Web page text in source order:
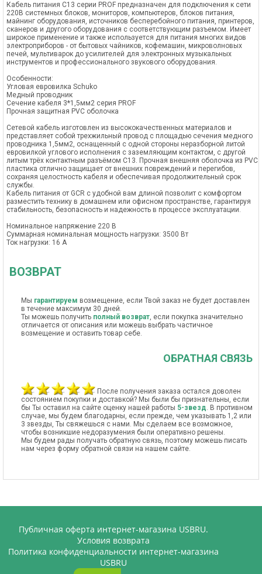
Кабель питания С13 серии PROF предназначен для подключения к сети
220В системных блоков, мониторов, компьютеров, блоков питания,
майнинг оборудования, источников бесперебойного питания, принтеров,
сканеров и другого оборудования с соответствующим разъемом. Имеет
широкое применение и также используется для питания многих видов
электроприборов - от бытовых чайников, кофемашин, микроволновых
печей, мультиварок до усилителей для электронных музыкальных
инструментов и профессионального звукового оборудования.
Особенности:
Угловая евровилка Schuko
Медный проводник
Сечение кабеля 3*1,5мм2 серия PROF
Прочная защитная PVC оболочка
Сетевой кабель изготовлен из высококачественных материалов и
представляет собой трехжильный провод с площадью сечения медного
проводника 1,5мм2, оснащенный с одной стороны неразборной литой
евровилкой углового исполнения с заземляющим контактом, с другой
литым трёх контактным разъёмом C13. Прочная внешняя оболочка из PVC
пластика отлично защищает от внешних повреждений и перегибов,
сохраняя целостность кабеля и обеспечивая продолжительный срок
службы.
Кабель питания от GCR с удобной вам длиной позволит с комфортом
разместить технику в домашнем или офисном пространстве, гарантируя
стабильность, безопасность и надежность в процессе эксплуатации.
Номинальное напряжение 220 В
Суммарная номинальная мощность нагрузки: 3500 Вт
Ток нагрузки: 16 А
ВОЗВРАТ
Мы гарантируем возмещение, если Твой заказ не будет доставлен
в течение максимум 30 дней.
Ты можешь получить полный возврат, если покупка значительно
отличается от описания или можешь выбрать частичное
возмещение и оставить товар себе.
ОБРАТНАЯ СВЯЗЬ
После получения заказа остался доволен
состоянием покупки и доставкой? Мы были бы признательны, если
бы Ты оставил на сайте оценку нашей работы 5-звезд. В противном
случае, мы будем благодарны, если прежде, чем указывать 1,2 или
3 звезды, Ты свяжешься с нами. Мы сделаем все возможное,
чтобы возникшие недоразумения были оперативно решены.
Мы будем рады получать обратную связь, поэтому можешь писать
нам через форму обратной связи на нашем сайте.
Публичная оферта интернет-магазина USBRU.
Условия возврата
Политика конфиденциальности интернет-магазина
USBRU